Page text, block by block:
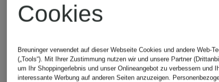
ERIS
AXEL
Cookies
Breuninger verwendet auf dieser Webseite Cookies und andere Web-
(„Tools“). Mit Ihrer Zustimmung nutzen wir und unsere Partner
um Ihr Shoppingerlebnis und unser Onlineangebot zu verbessern und
interessante Werbung auf anderen Seiten anzuzeigen.